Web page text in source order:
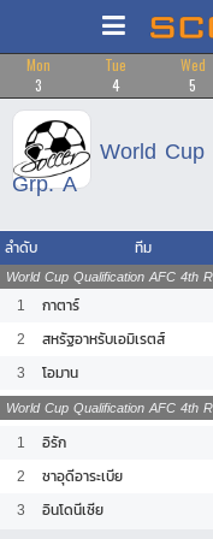
Mon
3
Tue
4
Wed
5
World Cup
Grp. A
ลำดับ ทีม
1 กาตาร์
2
สหรัฐอาหรับเอมิเรตส์
3
โอมาน
1 อิรัก
2
ซาอุดีอาระเบีย
3
อินโดนีเซีย